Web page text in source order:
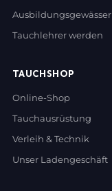
Ausbildungsgewässer
Tauchlehrer werden
TAUCHSHOP
Online-Shop
Tauchausrüstung
Verleih & Technik
Unser Ladengeschäft